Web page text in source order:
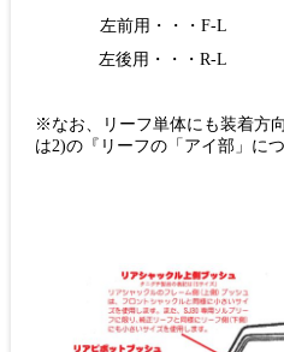
左前用・・・F-L
左後用・・・R-L
※なお、リーフ単体にも装着方
は2)の『リーフの「アイ部」に